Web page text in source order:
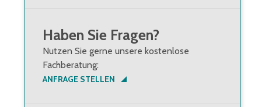
Haben Sie Fragen?
Nutzen Sie gerne unsere kostenlose
Fachberatung:
ANFRAGE STELLEN